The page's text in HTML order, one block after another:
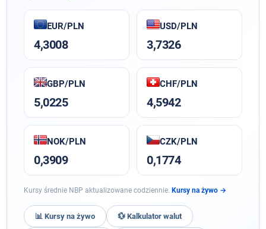
EUR/PLN
4,3008
USD/PLN
3,7326
GBP/PLN
5,0225
CHF/PLN
4,5942
NOK/PLN
0,3909
CZK/PLN
0,1774
Kursy średnie NBP aktualizowane codziennie. Kursy na żywo →
📊 Kursy na żywo 💱 Kalkulator walut